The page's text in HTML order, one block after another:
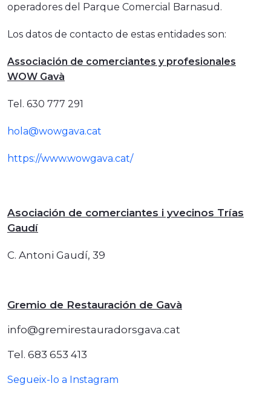
operadores del Parque Comercial Barnasud.
Los datos de contacto de estas entidades son:
Associación de comerciantes y profesionales
WOW Gavà
Tel. 630 777 291
hola@wowgava.cat
https://www.wowgava.cat/
Asociación de comerciantes i yvecinos Trías
Gaudí
C. Antoni Gaudí, 39
Gremio de Restauración de Gavà
info@gremirestauradorsgava.cat
Tel. 683 653 413
Segueix-lo a Instagram